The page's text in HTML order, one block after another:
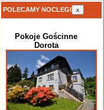
POLECAMY NOCLEGI x
Pokoje Gościnne
Dorota